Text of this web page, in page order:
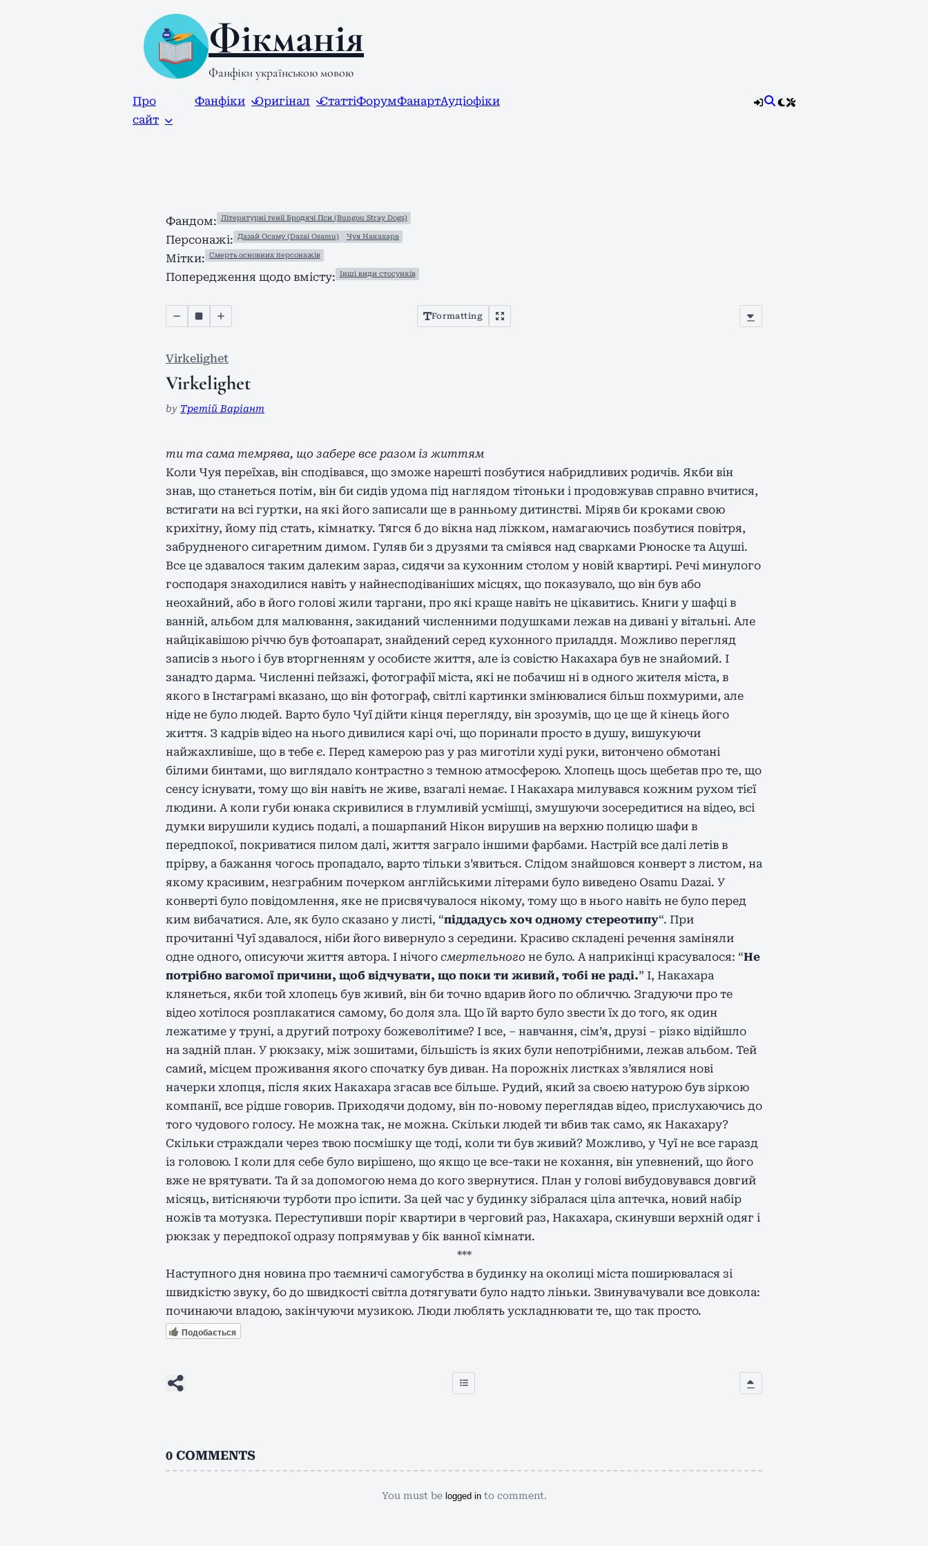
Фікманія
Фанфіки українською мовою
Про
сайт
Фанфіки Оригінал СтаттіФорумФанартАудіофіки
Фандом: Літературні генії Бродячі Пси (Bungou Stray Dogs)
Персонажі: Дазай Осаму (Dazai Osamu) Чуя Накахара
Мітки: Смерть основних персонажів
Попередження щодо вмісту: Інші види стосунків
Formatting
Virkelighet
Virkelighet
by Третій Варіант
ти та сама темрява, що забере все разом із життям
Коли Чуя переїхав, він сподівався, що зможе нарешті позбутися набридливих родичів. Якби він
знав, що станеться потім, він би сидів удома під наглядом тітоньки і продовжував справно вчитися,
встигати на всі гуртки, на які його записали ще в ранньому дитинстві. Міряв би кроками свою
крихітну, йому під стать, кімнатку. Тягся б до вікна над ліжком, намагаючись позбутися повітря,
забрудненого сигаретним димом. Гуляв би з друзями та сміявся над сварками Рюноске та Ацуші.
Все це здавалося таким далеким зараз, сидячи за кухонним столом у новій квартирі. Речі минулого
господаря знаходилися навіть у найнесподіваніших місцях, що показувало, що він був або
неохайний, або в його голові жили таргани, про які краще навіть не цікавитись. Книги у шафці в
ванній, альбом для малювання, закиданий численними подушками лежав на дивані у вітальні. Але
найцікавішою річчю був фотоапарат, знайдений серед кухонного приладдя. Можливо перегляд
записів з нього і був вторгненням у особисте життя, але із совістю Накахара був не знайомий. І
занадто дарма. Численні пейзажі, фотографії міста, які не побачиш ні в одного жителя міста, в
якого в Інстаграмі вказано, що він фотограф, світлі картинки змінювалися більш похмурими, але
ніде не було людей. Варто було Чуї дійти кінця перегляду, він зрозумів, що це ще й кінець його
життя. З кадрів відео на нього дивилися карі очі, що поринали просто в душу, вишукуючи
найжахливіше, що в тебе є. Перед камерою раз у раз миготіли худі руки, витончено обмотані
білими бинтами, що виглядало контрастно з темною атмосферою. Хлопець щось щебетав про те, що
сенсу існувати, тому що він навіть не живе, взагалі немає. І Накахара милувався кожним рухом тієї
людини. А коли губи юнака скривилися в глумливій усмішці, змушуючи зосередитися на відео, всі
думки вирушили кудись подалі, а пошарпаний Нікон вирушив на верхню полицю шафи в
передпокої, покриватися пилом далі, життя заграло іншими фарбами. Настрій все далі летів в
прірву, а бажання чогось пропадало, варто тільки з’явиться. Слідом знайшовся конверт з листом, на
якому красивим, незграбним почерком англійськими літерами було виведено Osamu Dazai. У
конверті було повідомлення, яке не присвячувалося нікому, тому що в нього навіть не було перед
ким вибачатися. Але, як було сказано у листі, “піддадусь хоч одному стереотипу“. При
прочитанні Чуї здавалося, ніби його вивернуло з середини. Красиво складені речення заміняли
одне одного, описуючи життя автора. І нічого смертельного не було. А наприкінці красувалося: “Не
потрібно вагомої причини, щоб відчувати, що поки ти живий, тобі не раді.” І, Накахара
клянеться, якби той хлопець був живий, він би точно вдарив його по обличчю. Згадуючи про те
відео хотілося розплакатися самому, бо доля зла. Що їй варто було звести їх до того, як один
лежатиме у труні, а другий потроху божеволітиме? І все, – навчання, сім’я, друзі – різко відійшло
на задній план. У рюкзаку, між зошитами, більшість із яких були непотрібними, лежав альбом. Тей
самий, місцем проживання якого спочатку був диван. На порожніх листках з’являлися нові
начерки хлопця, після яких Накахара згасав все більше. Рудий, який за своєю натурою був зіркою
компанії, все рідше говорив. Приходячи додому, він по-новому переглядав відео, прислухаючись до
того чудового голосу. Не можна так, не можна. Скільки людей ти вбив так само, як Накахару?
Скільки страждали через твою посмішку ще тоді, коли ти був живий? Можливо, у Чуї не все гаразд
із головою. І коли для себе було вирішено, що якщо це все-таки не кохання, він упевнений, що його
вже не врятувати. Та й за допомогою нема до кого звернутися. План у голові вибудовувався довгий
місяць, витісняючи турботи про іспити. За цей час у будинку зібралася ціла аптечка, новий набір
ножів та мотузка. Переступивши поріг квартири в черговий раз, Накахара, скинувши верхній одяг і
рюкзак у передпокої одразу попрямував у бік ванної кімнати.
***
Наступного дня новина про таємничі самогубства в будинку на околиці міста поширювалася зі
швидкістю звуку, бо до швидкості світла дотягувати було надто ліньки. Звинувачували все довкола:
починаючи владою, закінчуючи музикою. Люди люблять ускладнювати те, що так просто.
Подобається
0 COMMENTS
You must be logged into comment.